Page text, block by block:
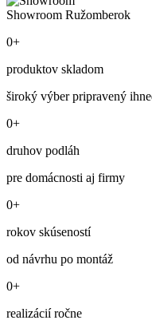
Showroom Ružomberok
0+
produktov skladom
široký výber pripravený
0+
druhov podláh
pre domácnosti aj firmy
0+
rokov skúseností
od návrhu po montáž
0+
realizácií ročne